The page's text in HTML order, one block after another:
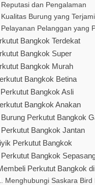
Reputasi dan Pengalaman
Kualitas Burung yang
Pelanggan yang
Bangkok Terdekat
Bangkok Super
Bangkok Murah
Bangkok Betina
Bangkok Asli
Bangkok Anakan
Perkutut Bangkok
Bangkok Jantan
Perkutut Bangkok
Bangkok
Perkutut Bangkok
Menghubungi Saskara Bird